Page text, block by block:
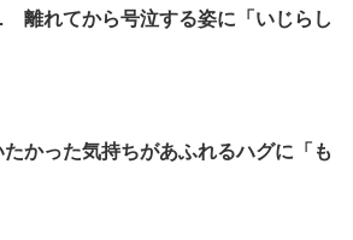
離れてから号泣する姿に「いじらし
かった気持ちがあふれるハグに「も